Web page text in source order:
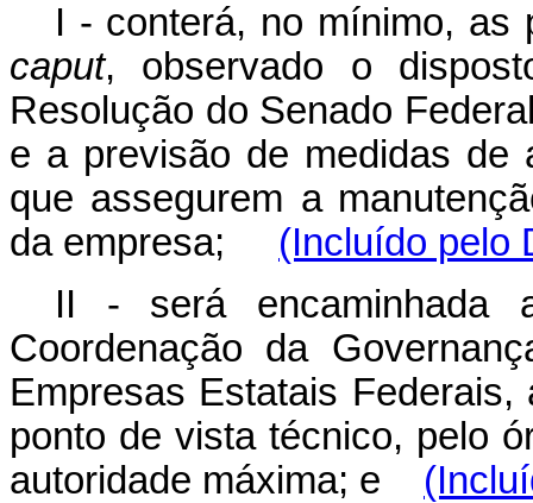
I - conterá, no mínimo, as
caput, observado o
Resolução do Senado
e a previsão de medidas de
que assegurem a
da empresa; (Incluído pelo
II - será encaminhada
Coordenação da
Empresas Estatais Federais,
ponto de vista técnico, pelo
autoridade máxima; e